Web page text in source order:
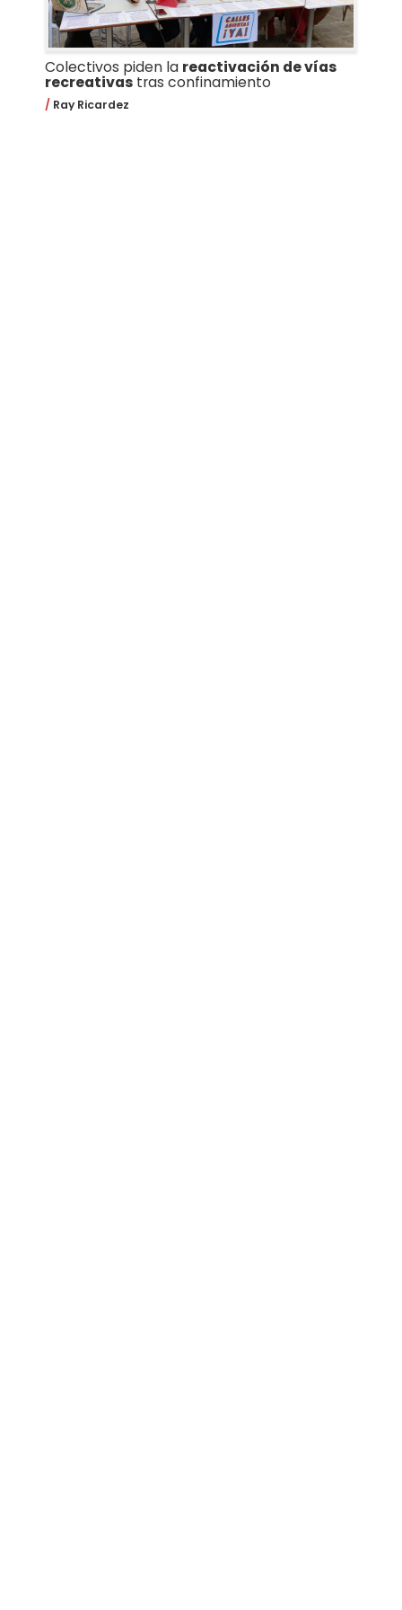
Colectivos piden la reactivación de vías
recreativastras confinamiento
Ray Ricardez